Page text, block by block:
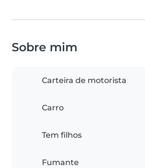
Sobre mim
Carteira de motorista
Carro
Tem filhos
Fumante